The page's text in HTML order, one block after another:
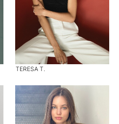
TERESA T.